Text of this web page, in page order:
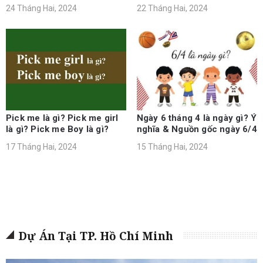
24 Tháng Hai, 2024 22 Tháng Hai, 2024
Pick me là gì? Pick me girl
là gì? Pick me Boy là gì?
17 Tháng Hai, 2024
Ngày 6 tháng 4 là ngày gì? Ý
nghĩa & Nguồn gốc ngày 6/4
15 Tháng Hai, 2024
Dự Án Tại TP. Hồ Chí Minh